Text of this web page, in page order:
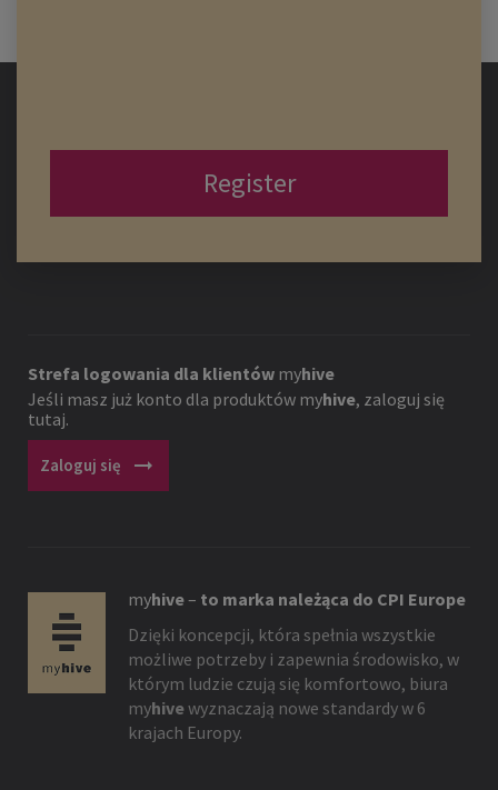
Register
Strefa logowania dla klientów myhive
Jeśli masz już konto dla produktów myhive, zaloguj się
tutaj.
Zaloguj się arrow_right_alt
myhive– to marka należąca do CPI Europe
Dzięki koncepcji, która spełnia wszystkie
możliwe potrzeby i zapewnia środowisko, w
którym ludzie czują się komfortowo, biura
myhivewyznaczają nowe standardy w 6
krajach Europy.